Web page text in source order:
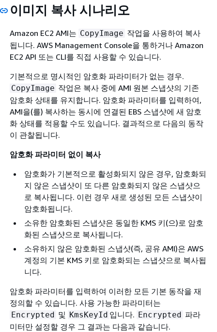
이미지 복사 시나리오
Amazon EC2 AMI는 CopyImage 작업을 사용하여 복사
됩니다. AWS Management Console을 통하거나 Amazon
EC2 API 또는 CLI를 직접 사용할 수 있습니다.
기본적으로 명시적인 암호화 파라미터가 없는 경우.
CopyImage 작업은 복사 중에 AMI 원본 스냅샷의 기존
암호화 상태를 유지합니다. 암호화 파라미터를 입력하여,
AMI을(를) 복사하는 동시에 연결된 EBS 스냅샷에 새 암호
화 상태를 적용할 수도 있습니다. 결과적으로 다음의 동작
이 관찰됩니다.
암호화 파라미터 없이 복사
암호화가 기본적으로 활성화되지 않은 경우, 암호화되
지 않은 스냅샷이 또 다른 암호화되지 않은 스냅샷으
로 복사됩니다. 이런 경우 새로 생성된 모든 스냅샷이
암호화됩니다.
소유한 암호화된 스냅샷은 동일한 KMS 키(으)로 암호
화된 스냅샷으로 복사됩니다.
소유하지 않은 암호화된 스냅샷(즉, 공유 AMI)은 AWS
계정의 기본 KMS 키로 암호화되는 스냅샷으로 복사됩
니다.
암호화 파라미터를 입력하여 이러한 모든 기본 동작을 재
정의할 수 있습니다. 사용 가능한 파라미터는
Encrypted 및 KmsKeyId 입니다. Encrypted 파라
미터만 설정할 경우 그 결과는 다음과 같습니다.